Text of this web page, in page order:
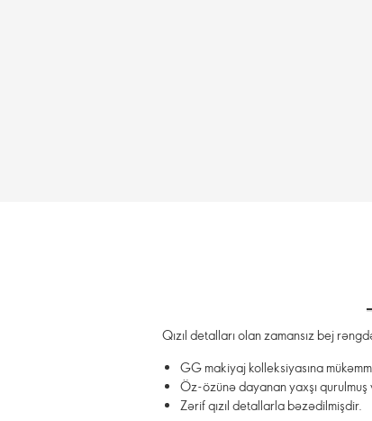
Qızıl detalları olan zamansız bej
GG makiyaj kolleksiyasına
Öz-özünə dayanan yaxşı
Zərif qızıl detallarla bəzədilmişdir.